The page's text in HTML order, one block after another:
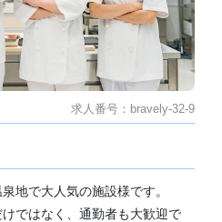
求人番号：bravely-32-9
地で大人気の施設様です。
ではなく、通勤者も大歓迎で